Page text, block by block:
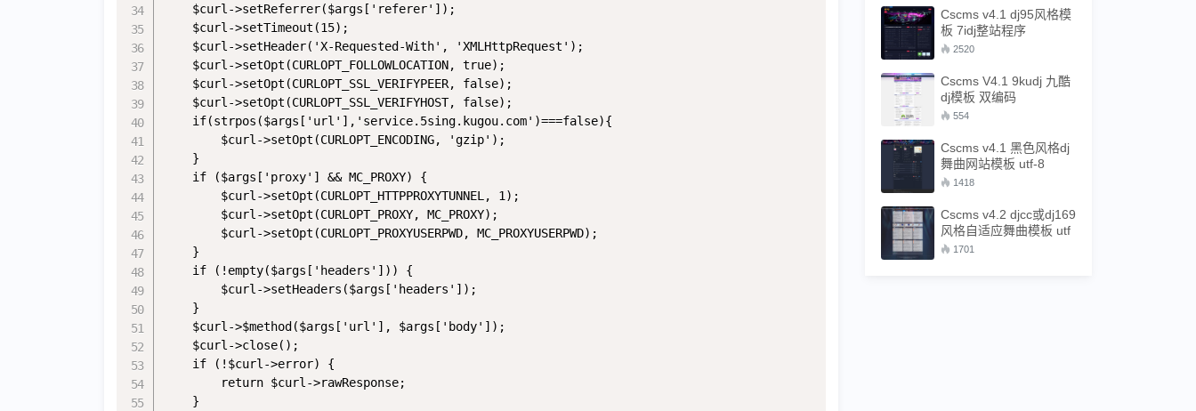
    $curl->setReferrer($args['referer']);
    $curl->setTimeout(15);
    $curl->setHeader('X-Requested-With', 'XMLHttpRequest');
    $curl->setOpt(CURLOPT_FOLLOWLOCATION, true);
    $curl->setOpt(CURLOPT_SSL_VERIFYHOST, false);
    if(strpos($args['url'],'service.5sing.kugou.com')===false){
        $curl->setOpt(CURLOPT_ENCODING, 'gzip');
    }
    if ($args['proxy'] && MC_PROXY) {
        $curl->setOpt(CURLOPT_HTTPPROXYTUNNEL, 1);
        $curl->setOpt(CURLOPT_PROXY, MC_PROXY);
        $curl->setOpt(CURLOPT_PROXYUSERPWD, MC_PROXYUSERPWD);
    }
    if (!empty($args['headers'])) {
        $curl->setHeaders($args['headers']);
    }
    $curl->$method($args['url'], $args['body']);
    $curl->close();
    if (!$curl->error) {
        return $curl->rawResponse;
    }
Cscms v4.1 dj95风格模
板 7idj整站程序
2520
Cscms V4.1 9kudj 九酷
dj模板 双编码
554
Cscms v4.1 黑色风格dj
舞曲网站模板 utf-8
1418
Cscms v4.2 djcc或dj169
风格自适应舞曲模板 utf
8+gbk双编码
1701